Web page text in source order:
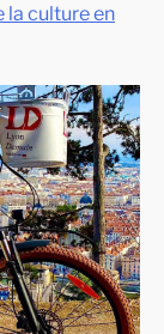
la culture en